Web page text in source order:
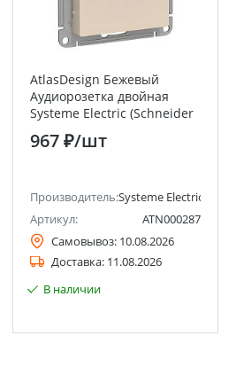
Schneider Electric)
AtlasDesign Бежевый
Аудиорозетка двойная
Systeme Electric (Schneider
Electric)
967 ₽/шт
Производитель:Systeme Electric
Артикул:
ATN000287
Самовывоз: 10.08.2026
Доставка: 11.08.2026
В наличии